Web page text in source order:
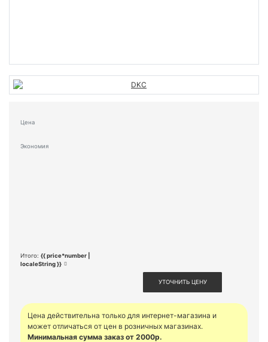
Цена
Экономия
Итого: {{ price*number |
localeString }}
УТОЧНИТЬ ЦЕНУ
Цена действительна только для интернет-магазина и
может отличаться от цен в розничных магазинах.
Минимальная сумма заказ от 2000р.